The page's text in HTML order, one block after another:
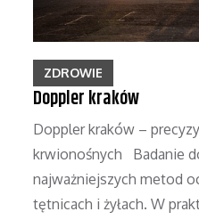
ZDROWIE
Doppler kraków
Doppler kraków –
krwionośnych Badanie
najważniejszych metod
tętnicach i żyłach. W